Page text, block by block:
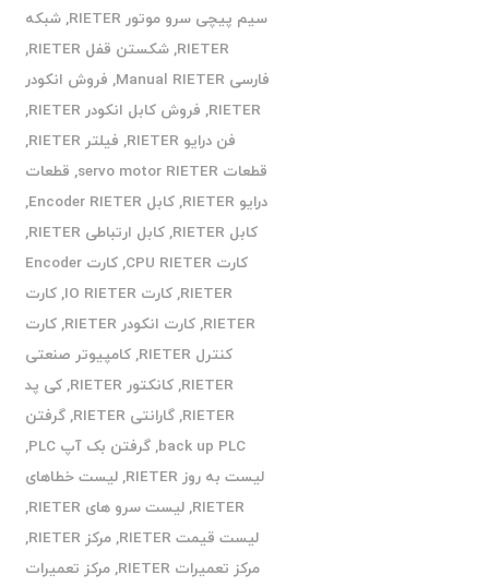
سیم پیچی سرو موتور RIETER
,شبکه
RIETER
,شکستن قفل RIETER
,
فارسی Manual RIETER
, فروش انکودر
RIETER
, فروش کابل انکودر RIETER
,
فن درایو RIETER
, فیلتر RIETER
,
قطعات servo motor RIETER
, قطعات
درایو RIETER
,کابل Encoder RIETER
,
کابل RIETER
,کابل ارتباطی RIETER
,
کارت CPU RIETER
,
کارت Encoder
RIETER
,کارت IO RIETER ,کارت
RIETER
,کارت انکودر RIETER ,کارت
کنترل RIETER
,کامپیوتر صنعتی
RIETER
,کانکتور RIETER ,کی پد
RIETER
,گارانتی RIETER ,گرفتن
back up PLC
,گرفتن بک آپ PLC
,
لیست به روز RIETER
,لیست خطاهای
RIETER
,لیست سرو های RIETER
,
لیست قیمت RIETER
,مرکز RIETER
,
مرکز تعمیرات RIETER
,مرکز تعمیرات